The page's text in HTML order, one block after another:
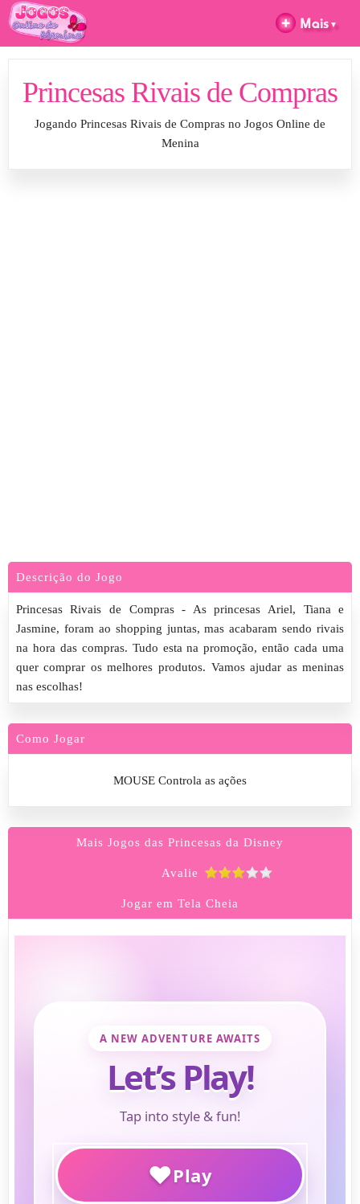
Princesas Rivais de Compras
Jogando Princesas Rivais de Compras no Jogos Online de
Menina
Descrição do Jogo
Princesas Rivais de Compras - As princesas Ariel, Tiana e
Jasmine, foram ao shopping juntas, mas acabaram sendo rivais
na hora das compras. Tudo esta na promoção, então cada uma
quer comprar os melhores produtos. Vamos ajudar as meninas
nas escolhas!
Como Jogar
MOUSE Controla as ações
Mais Jogos das Princesas da Disney
Avalie
Jogar em Tela Cheia